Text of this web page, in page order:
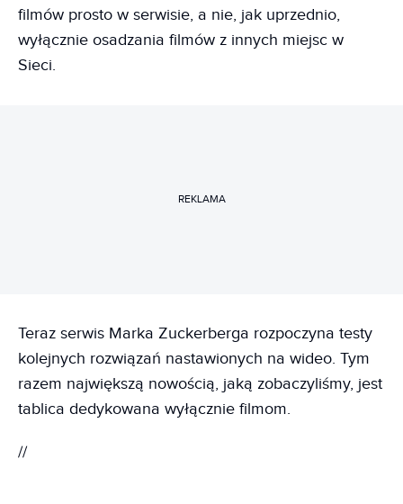
filmów prosto w serwisie, a nie, jak uprzednio,
wyłącznie osadzania filmów z innych miejsc w
Sieci.
REKLAMA
Teraz serwis Marka Zuckerberga rozpoczyna testy
kolejnych rozwiązań nastawionych na wideo. Tym
razem największą nowością, jaką zobaczyliśmy, jest
tablica dedykowana wyłącznie filmom.
//